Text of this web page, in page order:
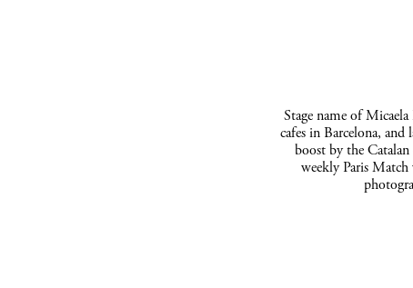
Stage name of
cafes in Barcelona,
boost by the
weekly Paris